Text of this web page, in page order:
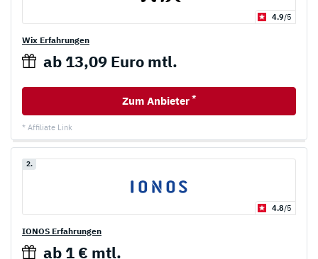
4.9/5
Wix Erfahrungen
ab 13,09 Euro mtl.
Zum Anbieter *
* Affiliate Link
2.
4.8/5
IONOS Erfahrungen
ab 1 € mtl.